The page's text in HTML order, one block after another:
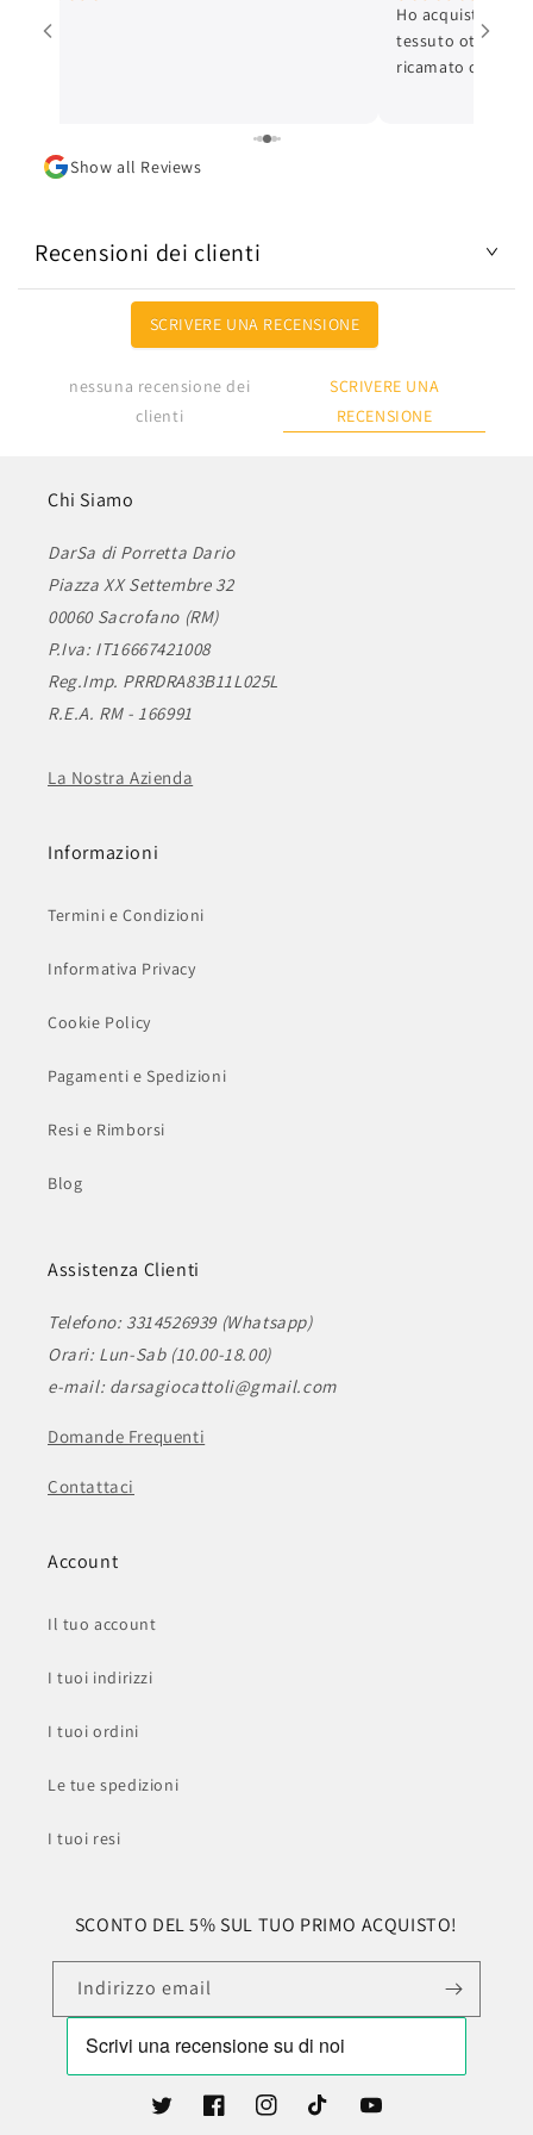
Ho acquistato
tessuto ottimo e
ricamato con
Show all Reviews
Recensioni dei clienti
SCRIVERE UNA RECENSIONE
nessuna recensione dei
clienti
SCRIVERE UNA
RECENSIONE
Chi Siamo
DarSa di Porretta Dario
Piazza XX Settembre 32
00060 Sacrofano (RM)
P.Iva: IT16667421008
Reg.Imp. PRRDRA83B11L025L
R.E.A. RM - 166991
La Nostra Azienda
Informazioni
Termini e Condizioni
Informativa Privacy
Cookie Policy
Pagamenti e Spedizioni
Resi e Rimborsi
Blog
Assistenza Clienti
Telefono: 3314526939 (Whatsapp)
Orari: Lun-Sab (10.00-18.00)
e-mail: darsagiocattoli@gmail.com
Domande Frequenti
Contattaci
Account
Il tuo account
I tuoi indirizzi
I tuoi ordini
Le tue spedizioni
I tuoi resi
SCONTO DEL 5% SUL TUO PRIMO ACQUISTO!
Indirizzo email
TwitterFacebookInstagramTikTok YouTube